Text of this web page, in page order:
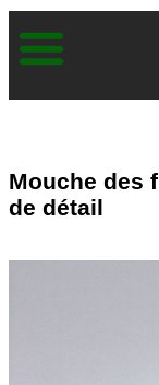
Mouche des
de détail